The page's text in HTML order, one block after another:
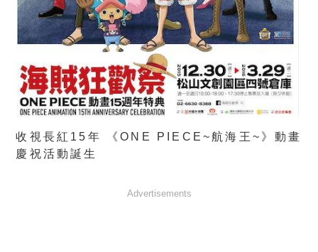
收視長紅15年 《ONE PIECE~航海王~》動畫
慶祝活動誕生
Advertisements